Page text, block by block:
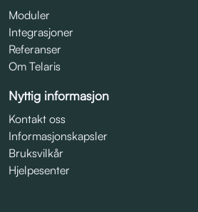
Moduler
Integrasjoner
Referanser
Om Telaris
Nyttig informasjon
Kontakt oss
Informasjonskapsler
Bruksvilkår
Hjelpesenter